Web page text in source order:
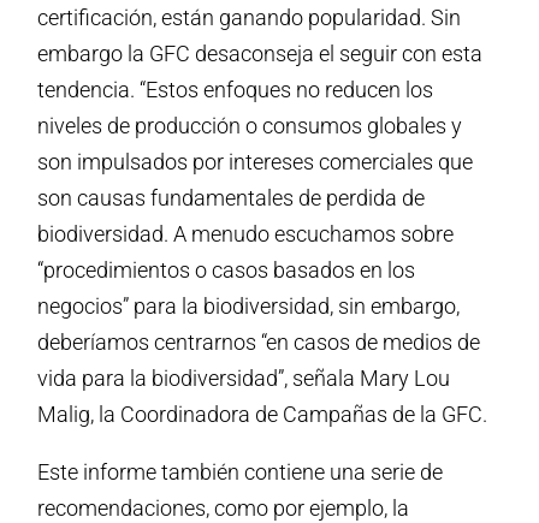
certificación, están ganando popularidad. Sin
embargo la GFC desaconseja el seguir con esta
tendencia. “Estos enfoques no reducen los
niveles de producción o consumos globales y
son impulsados por intereses comerciales que
son causas fundamentales de perdida de
biodiversidad. A menudo escuchamos sobre
“procedimientos o casos basados en los
negocios” para la biodiversidad, sin embargo,
deberíamos centrarnos “en casos de medios de
vida para la biodiversidad”, señala Mary Lou
Malig, la Coordinadora de Campañas de la GFC.
Este informe también contiene una serie de
recomendaciones, como por ejemplo, la